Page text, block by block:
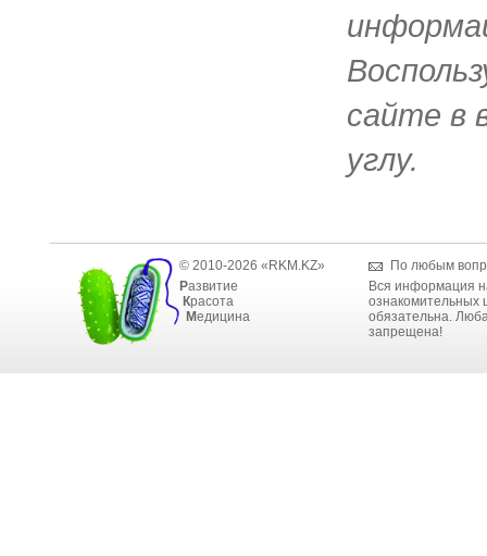
сайте в
углу.
© 2010-2026 «RKM.KZ»
Развитие
Красота
Медицина
По любым
Вся информация
ознакомительных
обязательна.
запрещена!